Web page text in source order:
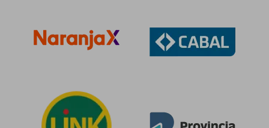
50%
dcto.
$ 96.417
$ 48.208
50%
dcto.